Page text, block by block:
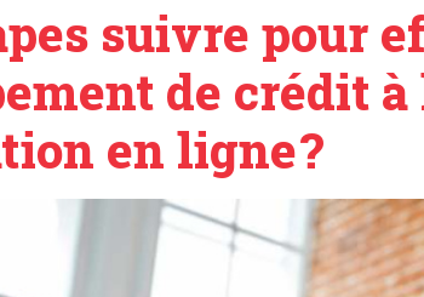
suivre pour
de crédit à
en ligne ?